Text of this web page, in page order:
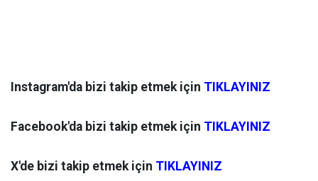
Instagram'da bizi takip etmek için TIKLAYINIZ
Facebook'da bizi takip etmek için TIKLAYINIZ
X'de bizi takip etmek için TIKLAYINIZ